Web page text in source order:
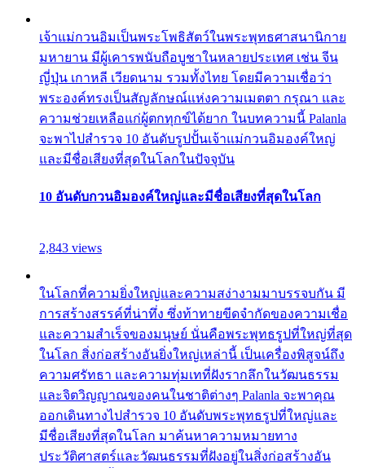
เจ้าแม่กวนอิมเป็นพระโพธิสัตว์ในพระพุทธศาสนานิกาย
มหายาน มีผู้เคารพนับถือบูชาในหลายประเทศ เช่น จีน
ญี่ปุ่น เกาหลี เวียดนาม รวมทั้งไทย โดยมีความเชื่อว่า
พระองค์ทรงเป็นสัญลักษณ์แห่งความเมตตา กรุณา และ
ความช่วยเหลือแก่ผู้ตกทุกข์ได้ยาก ในบทความนี้ Palanla
จะพาไปสำรวจ 10 อันดับรูปปั้นเจ้าแม่กวนอิมองค์ใหญ่
และมีชื่อเสียงที่สุดในโลกในปัจจุบัน
10 อันดับกวนอิมองค์ใหญ่และมีชื่อเสียงที่สุดในโลก
2,843 views
ในโลกที่ความยิ่งใหญ่และความสง่างามมาบรรจบกัน มี
การสร้างสรรค์ที่น่าทึ่ง ซึ่งท้าทายขีดจำกัดของความเชื่อ
และความสำเร็จของมนุษย์ นั่นคือพระพุทธรูปที่ใหญ่ที่สุด
ในโลก สิ่งก่อสร้างอันยิ่งใหญ่เหล่านี้ เป็นเครื่องพิสูจน์ถึง
ความศรัทธา และความทุ่มเทที่ฝังรากลึกในวัฒนธรรม
และจิตวิญญาณของคนในชาติต่างๆ Palanla จะพาคุณ
ออกเดินทางไปสำรวจ 10 อันดับพระพุทธรูปที่ใหญ่และ
มีชื่อเสียงที่สุดในโลก มาค้นหาความหมายทาง
ประวัติศาสตร์และวัฒนธรรมที่ฝังอยู่ในสิ่งก่อสร้างอัน